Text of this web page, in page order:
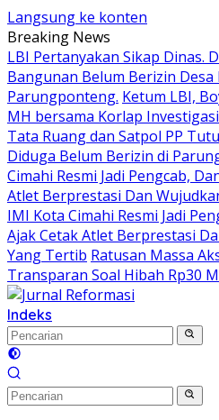
Langsung ke konten
Breaking News
LBI Pertanyakan Sikap Dinas.
Bangunan Belum Berizin Desa
Parungponteng. Ketum LBI,
MH bersama Korlap
Tata Ruang dan Satpol PP
Diduga Belum Berizin di
Cimahi Resmi Jadi Pengcab,
Atlet Berprestasi Dan
IMI Kota Cimahi Resmi Jadi
Ajak Cetak Atlet Berprestasi
Yang Tertib Ratusan Massa
Transparan Soal Hibah Rp30
Indeks